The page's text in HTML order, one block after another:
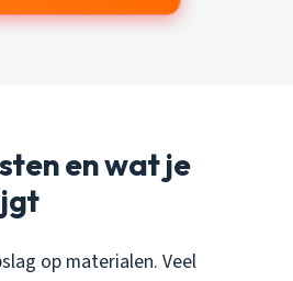
en wat je
op materialen. Veel